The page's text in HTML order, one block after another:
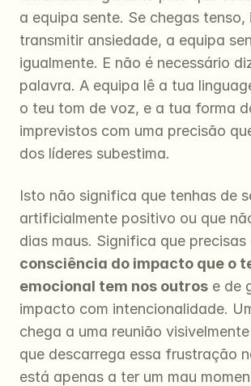
a equipa sente. Se chegas tenso,
transmitir ansiedade, a equipa
igualmente. E não é necessário
palavra. A equipa lê a tua
o teu tom de voz, e a tua forma
imprevistos com uma precisão
dos líderes subestima.
Isto não significa que tenhas de
artificialmente positivo ou que
dias maus. Significa que precisas
consciência do impacto que o
emocional tem nos outros e de
impacto com intencionalidade.
chega a uma reunião
que descarrega essa frustração
está apenas a ter um mau